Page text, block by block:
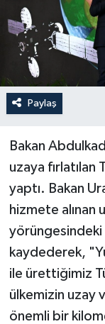
Paylaş
Bakan
uzaya fırlatılan
yaptı. Bakan
hizmete
kaydederek,
ile ürettiğimiz
ülkemizin uzay
önemli bir